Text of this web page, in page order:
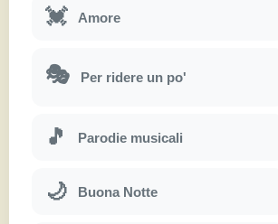
💓 Amore
🎭 Per ridere un po'
🎵 Parodie musicali
🌙 Buona Notte